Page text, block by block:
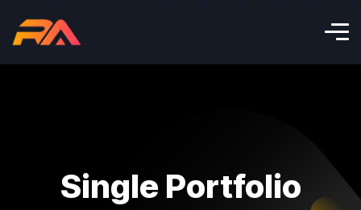
Single Portfolio